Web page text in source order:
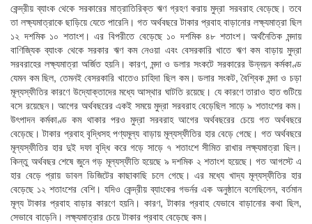
কেন্দ্রীয় ব্যাংক থেকে সরকারের মাত্রাতিরিক্ত ঋণ গ্রহণ করায় মুদ্রা সরবরাহ বেড়েছে। তবে
তা লক্ষ্যমাত্রাকে ছাড়িয়ে যেতে পারেনি। গত অর্থবছরে টাকার প্রবাহ বাড়ানোর লক্ষ্যমাত্রা ছিল
১২ দশমিক ১০ শতাংশ। এর বিপরীতে বেড়েছে ১০ দশমিক ৪৮ শতাংশ। অর্থনৈতিক মন্দায়
বাণিজ্যিক ব্যাংক থেকে সরকার ঋণ কম নেওয়া এবং বেসরকারি খাতে ঋণ কম বাড়ায় মুদ্রা
সরবরাহের লক্ষ্যমাত্রা অর্জিত হয়নি। কারণ, মন্দা ও ডলার সংকটে সরকারের উন্নয়ন কর্মকাণ্ড
যেমন কম ছিল, তেমনই বেসরকারি খাতেও চাহিদা ছিল কম। ডলার সংকট, বৈশ্বিক মন্দা ও চড়া
মূল্যস্ফীতির কারণে উদ্যোক্তাদের মধ্যে আস্থার ঘাটতি রয়েছে। যে কারণে তারাও হাত গুটিয়ে
বসে রয়েছেন। আগের অর্থবছরের একই সময়ে মুদ্রা সরবরাহ বেড়েছিল সাড়ে ৯ শতাংশের কম।
উৎপাদন কর্মকাণ্ড কম থাকার পরও মুদ্রা সরবরাহ আগের অর্থবছরের চেয়ে গত অর্থবছরে
বেড়েছে। টাকার প্রবাহ বৃদ্ধিসহ পণ্যমূল্য বাড়ায় মূল্যস্ফীতির হার বেড়ে গেছে। গত অর্থবছরে
মূল্যস্ফীতির হার দুই দফা বৃদ্ধি করে গড়ে সাড়ে ৭ শতাংশে সীমিত রাখার লক্ষ্যমাত্রা ছিল।
কিন্তু অর্থবছর শেষে জুনে গড় মূল্যস্ফীতি হয়েছে ৯ দশমিক ২ শতাংশ হয়েছে। গত আগস্টে এ
হার বেড়ে প্রায় ডাবল ডিজিটের কাছাকাছি চলে গেছে। এর মধ্যে খাদ্য মূল্যস্ফীতির হার
বেড়েছে ১২ শতাংশের বেশি। যদিও কেন্দ্রীয় ব্যাংকের গভর্নর এক অনুষ্ঠানে বলেছিলেন, বর্তমান
মূল্য টাকার প্রবাহ বাড়ার কারণে হয়নি। কারণ, টাকার প্রবাহ যেভাবে বাড়ানোর কথা ছিল,
সেভাবে বাড়েনি। লক্ষ্যমাত্রার চেয়ে টাকার প্রবাহ বেড়েছে কম।